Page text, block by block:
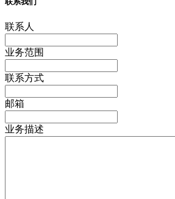
联系人
业务范围
联系方式
邮箱
业务描述